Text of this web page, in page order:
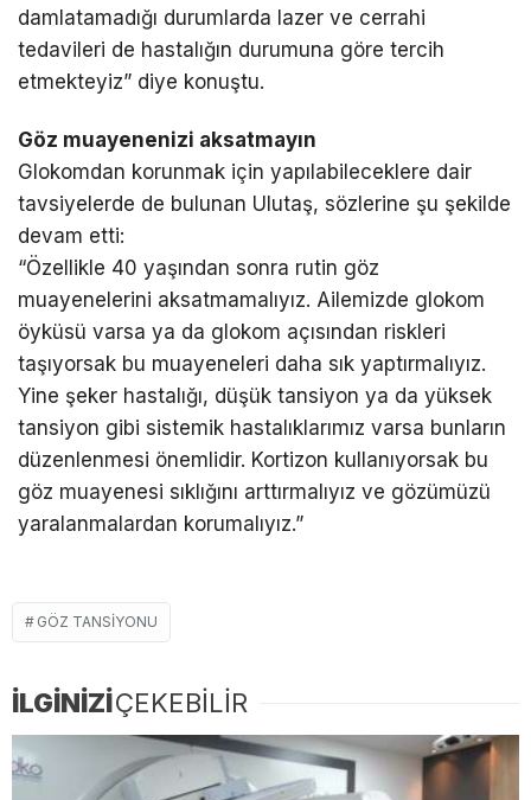
damlatamadığı durumlarda lazer ve cerrahi
tedavileri de hastalığın durumuna göre tercih
etmekteyiz” diye konuştu.
Göz muayenenizi aksatmayın
Glokomdan korunmak için yapılabileceklere dair
tavsiyelerde de bulunan Ulutaş, sözlerine şu şekilde
devam etti:
“Özellikle 40 yaşından sonra rutin göz
muayenelerini aksatmamalıyız. Ailemizde glokom
öyküsü varsa ya da glokom açısından riskleri
taşıyorsak bu muayeneleri daha sık yaptırmalıyız.
Yine şeker hastalığı, düşük tansiyon ya da yüksek
tansiyon gibi sistemik hastalıklarımız varsa bunların
düzenlenmesi önemlidir. Kortizon kullanıyorsak bu
göz muayenesi sıklığını arttırmalıyız ve gözümüzü
yaralanmalardan korumalıyız.”
GÖZ TANSIYONU
İLGİNİZİÇEKEBİLİR